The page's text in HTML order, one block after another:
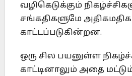
வழிகெடுக்கும்
சங்கதிகளுமே
காட்டப்படுகின்றன.
ஒரு சில பயனுள்ள
காட்டினாலும் அதை